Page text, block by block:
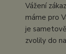
Vážení
máme pro
je
zvolily do